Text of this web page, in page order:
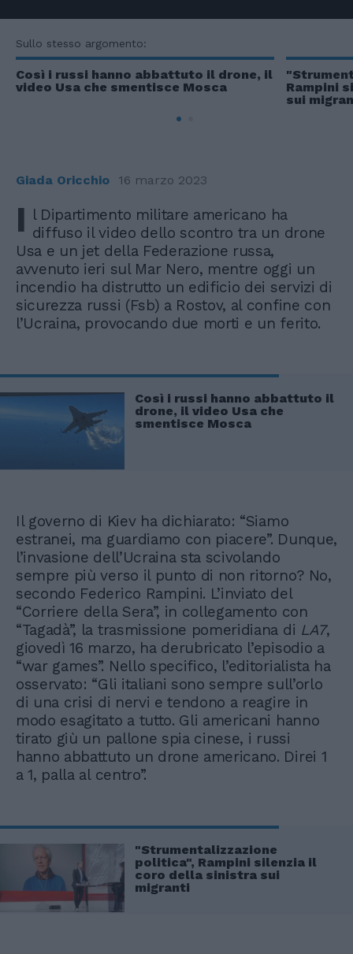
Sullo stesso argomento:
Così i russi hanno abbattuto il drone, il
video Usa che smentisce Mosca
Rampini
sui
Giada Oricchio 16 marzo 2023
I l Dipartimento militare americano ha
diffuso il video dello scontro tra un drone
Usa e un jet della Federazione russa,
avvenuto ieri sul Mar Nero, mentre oggi un
incendio ha distrutto un edificio dei servizi di
sicurezza russi (Fsb) a Rostov, al confine con
l’Ucraina, provocando due morti e un ferito.
Così i russi hanno abbattuto il
drone, il video Usa che
smentisce Mosca
Il governo di Kiev ha dichiarato: “Siamo
estranei, ma guardiamo con piacere”. Dunque,
l’invasione dell’Ucraina sta scivolando
sempre più verso il punto di non ritorno? No,
secondo Federico Rampini. L’inviato del
“Corriere della Sera”, in collegamento con
“Tagadà”, la trasmissione pomeridiana di LA7,
giovedì 16 marzo, ha derubricato l’episodio a
“war games”. Nello specifico, l’editorialista ha
osservato: “Gli italiani sono sempre sull’orlo
di una crisi di nervi e tendono a reagire in
modo esagitato a tutto. Gli americani hanno
tirato giù un pallone spia cinese, i russi
hanno abbattuto un drone americano. Direi 1
a 1, palla al centro”.
"Strumentalizzazione
politica", Rampini silenzia il
coro della sinistra sui
migranti